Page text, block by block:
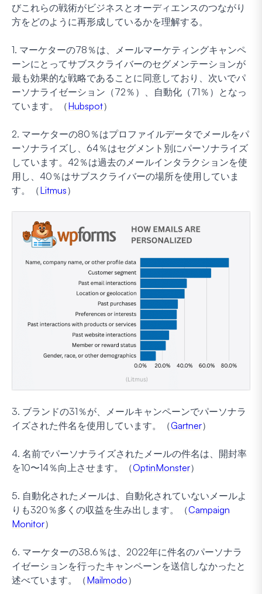
びこれらの戦術がビジネスとオーディエンスのつながり
方をどのように再形成しているかを理解する。
1. マーケターの78％は、メールマーケティングキャンペ
ーンにとってサブスクライバーのセグメンテーションが
最も効果的な戦略であることに同意しており、次いでパ
ーソナライゼーション（72％）、自動化（71％）となっ
ています。（Hubspot）
2. マーケターの80％はプロファイルデータでメールをパ
ーソナライズし、64％はセグメント別にパーソナライズ
しています。42％は過去のメールインタラクションを使
用し、40％はサブスクライバーの場所を使用していま
す。（Litmus）
3. ブランドの31％が、メールキャンペーンでパーソナラ
イズされた件名を使用しています。（Gartner）
4. 名前でパーソナライズされたメールの件名は、開封率
を10〜14％向上させます。（OptinMonster）
5. 自動化されたメールは、自動化されていないメールよ
りも320％多くの収益を生み出します。（Campaign
Monitor）
6. マーケターの38.6％は、2022年に件名のパーソナラ
イゼーションを行ったキャンペーンを送信しなかったと
述べています。（Mailmodo）